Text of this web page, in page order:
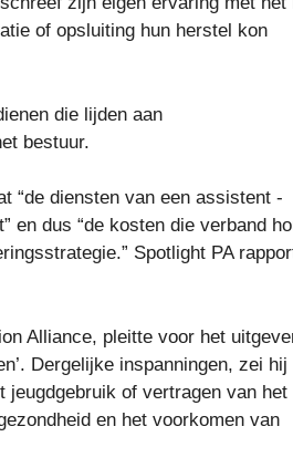
of opsluiting hun herstel kon
die lijden aan
bestuur.
“de diensten van een assistent -
en dus “de kosten die verband
Spotlight PA
Alliance, pleitte voor het
Dergelijke inspanningen, zei hij
jeugdgebruik of vertragen van het
en het voorkomen van